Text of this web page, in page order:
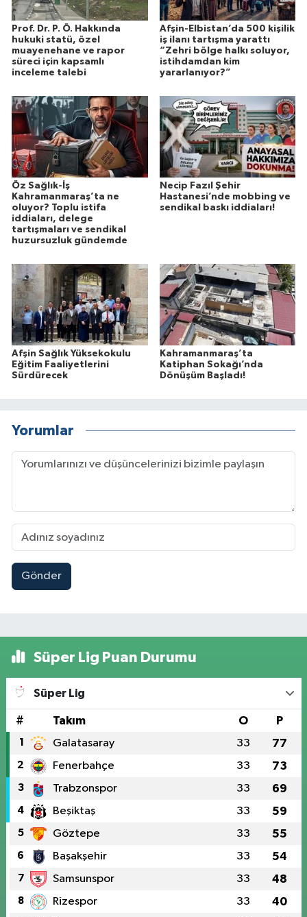
Prof. Dr. P. Ö. Hakkında
hukuki statü, özel
muayenehane ve rapor
süreci için kapsamlı
inceleme talebi
Afşin-Elbistan’da 500 kişilik
iş ilanı tartışma yarattı
“Zehri bölge halkı soluyor,
istihdamdan kim
yararlanıyor?”
Öz Sağlık-İş
Kahramanmaraş’ta ne
oluyor? Toplu istifa
iddiaları, delege
tartışmaları ve sendikal
huzursuzluk gündemde
Necip Fazıl Şehir
Hastanesi’nde mobbing ve
sendikal baskı iddiaları!
Afşin Sağlık Yüksekokulu
Eğitim Faaliyetlerini
Sürdürecek
Kahramanmaraş’ta
Katiphan Sokağı’nda
Dönüşüm Başladı!
Yorumlar
Gönder
Süper Lig Puan Durumu
Süper Lig
# Takım O P
1 Galatasaray 33 77
2 Fenerbahçe 33 73
3 Trabzonspor 33 69
4 Beşiktaş 33 59
5 Göztepe 33 55
6 Başakşehir 33 54
7 Samsunspor 33 48
8 Rizespor 33 40